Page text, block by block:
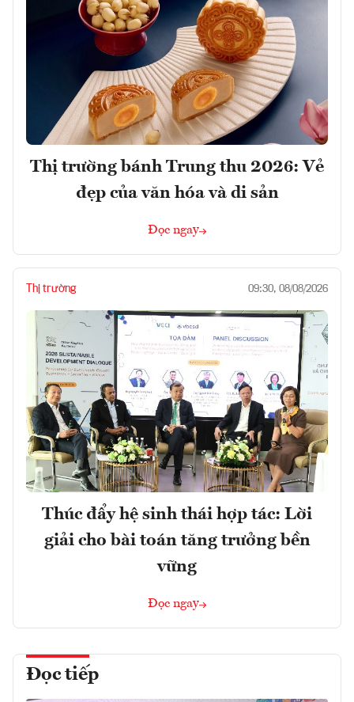
Thị trường bánh Trung thu 2026: Vẻ
đẹp của văn hóa và di sản
Đọc ngay
Thị trường 09:30, 08/08/2026
Thúc đẩy hệ sinh thái hợp tác: Lời
giải cho bài toán tăng trưởng bền
vững
Đọc ngay
Đọc tiếp